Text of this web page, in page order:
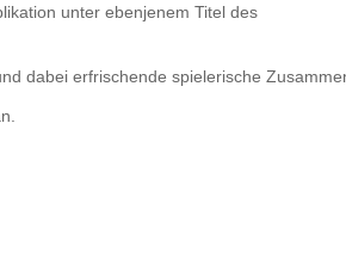
unter ebenjenem Titel des
dabei erfrischende spielerische